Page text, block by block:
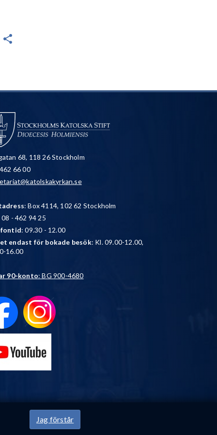
Jag förstår
68, 118 26 Stockholm
66 00
: Box 4114, 102 62 Stockholm
08 - 462 94 25
: 09.30 - 12.00
endast för bokade besök: Kl. 09.00-12.00,
16.00
90-konto: BG 900-4680